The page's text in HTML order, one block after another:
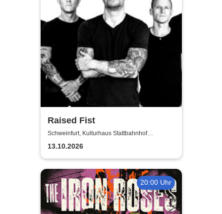
Raised Fist
Schweinfurt, Kulturhaus Stattbahnhof
Schweinfurt
13.10.2026
20:00 Uhr